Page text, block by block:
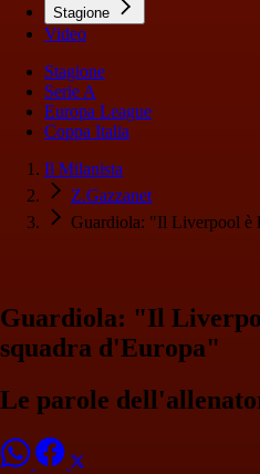
Stagione
Video
Stagione
Serie A
Europa League
Coppa Italia
Il Milanista
Z.Gazzanet
Guardiola: "Il Liverpool è
Guardiola: "Il
squadra d'Europa"
Le parole